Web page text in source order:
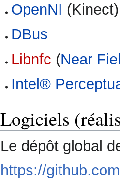
OpenNI (Kinect)
DBus
Libnfc (Near
Intel®
Logiciels
Le dépôt global
https://